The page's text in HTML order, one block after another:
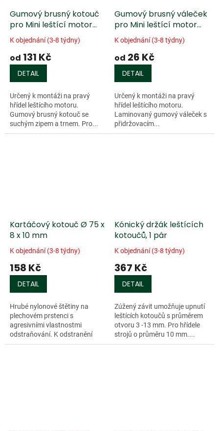
Gumový brusný kotouč
pro Mini leštící motor
DICTUM PM 75
K objednání (3-8 týdny)
od 131 Kč
DETAIL
Určený k montáži na pravý
hřídel leštícího motoru.
Gumový brusný kotouč se
suchým zipem a trnem. Pro...
Gumový brusný váleček
pro Mini leštící motor
DICTUM PM 75
K objednání (3-8 týdny)
od 26 Kč
DETAIL
Určený k montáži na pravý
hřídel leštícího motoru.
Laminovaný gumový váleček s
přidržovacím...
Kartáčový kotouč Ø 75 x
8 x 10 mm
K objednání (3-8 týdny)
158 Kč
DETAIL
Hrubé nylonové štětiny na
plechovém prstenci s
agresivními vlastnostmi
odstraňování. K odstranění
povrchových...
Kónický držák leštících
kotoučů, 1 pár
K objednání (3-8 týdny)
367 Kč
DETAIL
Zúžený závit umožňuje upnutí
leštících kotoučů s průměrem
otvoru 3 -13 mm. Pro hřídele
strojů o průměru 10 mm....